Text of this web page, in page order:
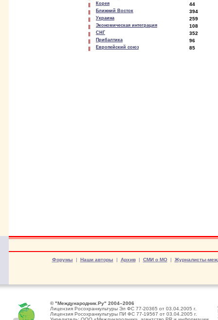
Корея 44
Ближний Восток 394
Украина 259
Экономическая интеграция 108
СНГ 352
Прибалтика 96
Европейский союз 85
Форумы | Наши авторы | Архив| СМИ о МО| Журналисты-
© "Международник.Ру" 2004–2006
Лицензия Росохранкультуры Эл ФС 77-20365 от 03.04.2005 г.
Лицензия Росохранкультуры ПИ ФС 77-19567 от 03.04.2005 г.